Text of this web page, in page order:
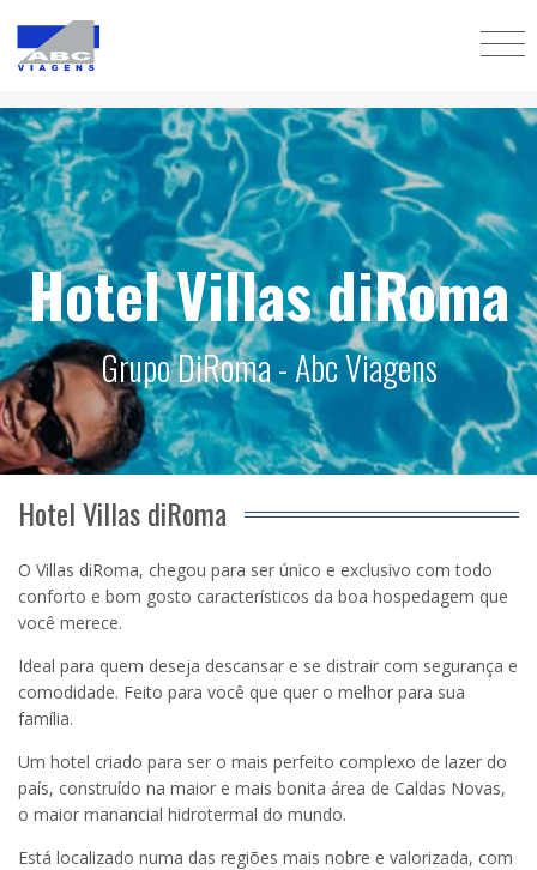
Hotel Villas diRoma
Grupo DiRoma - Abc Viagens
Hotel Villas diRoma
O Villas diRoma, chegou para ser único e exclusivo com todo
conforto e bom gosto característicos da boa hospedagem que
você merece.
Ideal para quem deseja descansar e se distrair com segurança e
comodidade. Feito para você que quer o melhor para sua
família.
Um hotel criado para ser o mais perfeito complexo de lazer do
país, construído na maior e mais bonita área de Caldas Novas,
o maior manancial hidrotermal do mundo.
Está localizado numa das regiões mais nobre e valorizada, com